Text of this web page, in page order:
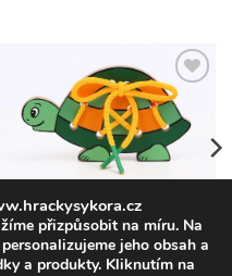
Přidat k
oblíbeným
šněrovadlo
78,51Kčbez DPH
Kčvč DPH
přizpůsobit na míru. Na
jeho obsah a
a produkty. Kliknutím na